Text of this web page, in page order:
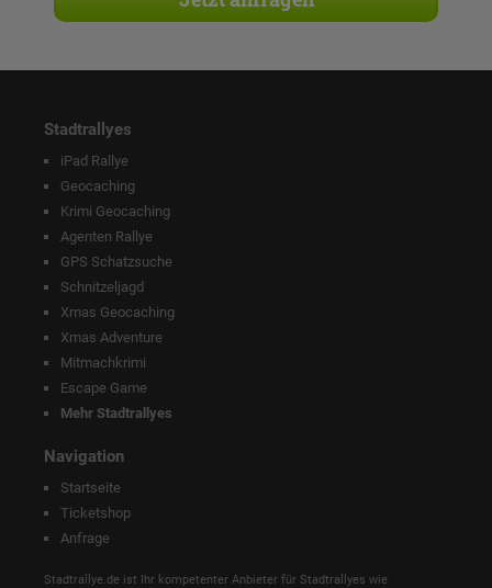
Stadtrallyes
iPad Rallye
Geocaching
Krimi Geocaching
Agenten Rallye
GPS Schatzsuche
Schnitzeljagd
Xmas Geocaching
Xmas Adventure
Mitmachkrimi
Escape Game
Mehr Stadtrallyes
Navigation
Startseite
Ticketshop
Anfrage
Stadtrallye.de ist Ihr kompetenter Anbieter für Stadtrallyes wie